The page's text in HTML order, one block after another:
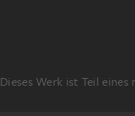
Dieses Werk ist Teil